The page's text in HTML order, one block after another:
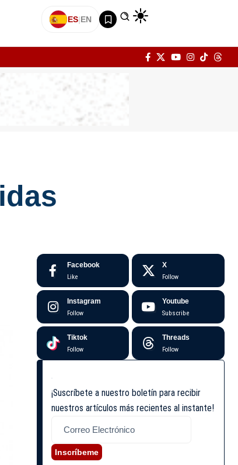
ES|EN
Facebook
Like
X
Follow
Instagram
Follow
Youtube
Subscribe
Tiktok
Follow
Threads
Follow
¡Suscríbete a nuestro boletín para recibir
nuestros artículos más recientes al instante!
Inscríbeme